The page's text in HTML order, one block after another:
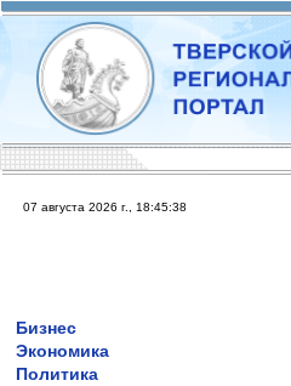
07 августа 2026 г., 18:45:38
Бизнес
Экономика
Политика